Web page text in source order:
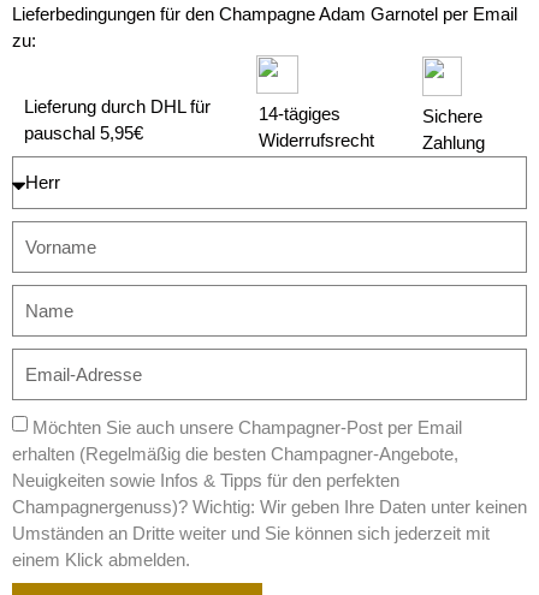
Lieferbedingungen für den Champagne Adam Garnotel per Email
zu:
Lieferung durch DHL für
pauschal 5,95€
14-tägiges
Widerrufsrecht
Sichere
Zahlung
Möchten Sie auch unsere Champagner-Post per Email
erhalten (Regelmäßig die besten Champagner-Angebote,
Neuigkeiten sowie Infos & Tipps für den perfekten
Champagnergenuss)? Wichtig: Wir geben Ihre Daten unter keinen
Umständen an Dritte weiter und Sie können sich jederzeit mit
einem Klick abmelden.